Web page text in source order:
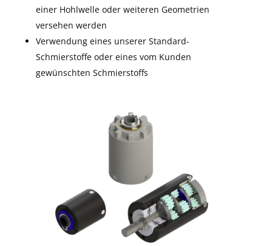
einer Hohlwelle oder weiteren Geometrien
versehen werden
Verwendung eines unserer Standard-
Schmierstoffe oder eines vom Kunden
gewünschten Schmierstoffs